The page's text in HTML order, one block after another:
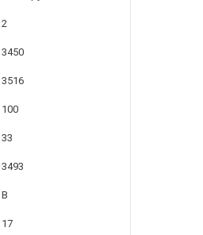
2
3450
3516
100
33
3493
B
17